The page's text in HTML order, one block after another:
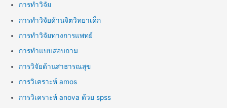
การทำวิจัย
การทำวิจัยด้านจิตวิทยาเด็ก
การทำวิจัยทางการแพทย์
การทำแบบสอบถาม
การวิจัยด้านสาธารณสุข
การวิเคราะห์ amos
การวิเคราะห์ anova ด้วย spss